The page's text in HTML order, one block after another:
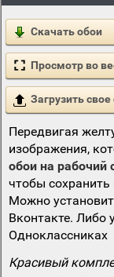
Скачать обои
Просмотр во
Загрузить
Передвигая
изображения,
обои на рабочий
чтобы
Можно
Вконтакте. Либо
Одноклассниках
Красивый